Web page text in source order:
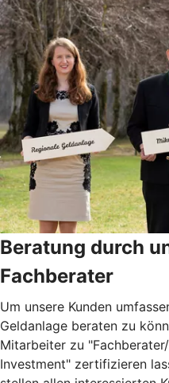
Beratung durch
Fachberater
Um unsere Kunden
Geldanlage beraten zu
Mitarbeiter zu
Investment" zertifizieren